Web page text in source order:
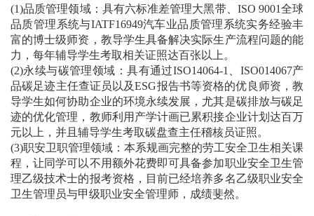
(1)品质管理领域：具有六标准差管理大黑带、ISO 9001全球
品质管理系统与IATF16949汽车业品质管理系统实务经验丰
富的博士级师资，教导学生具备解决实际生产流程问题的能
力，每年辅导学生考取相关证照达百张以上。
(2)永续与碳管理领域：具有通过ISO14064-1、ISO014067产
品碳足迹主任查证员以及ESG报告书等资格的优良师资，教
导学生如何协助企业的环境永续发展，尤其是碳排放与碳足
迹的优化管理，教师利用产学计画已累积接企业计划达百万
元以上，并且辅导学生考取碳盘查主任稽核员证照。
(3)职安卫职管理领域：本系规画完整的劳工安全卫生相关课
程，让同学可以不用额外花费即可具备参加职业安全卫生管
理乙级技术士的报考资格，目前已经培养多名乙级职业安全
卫生管理员与甲级职业安全管理师，成绩斐然。